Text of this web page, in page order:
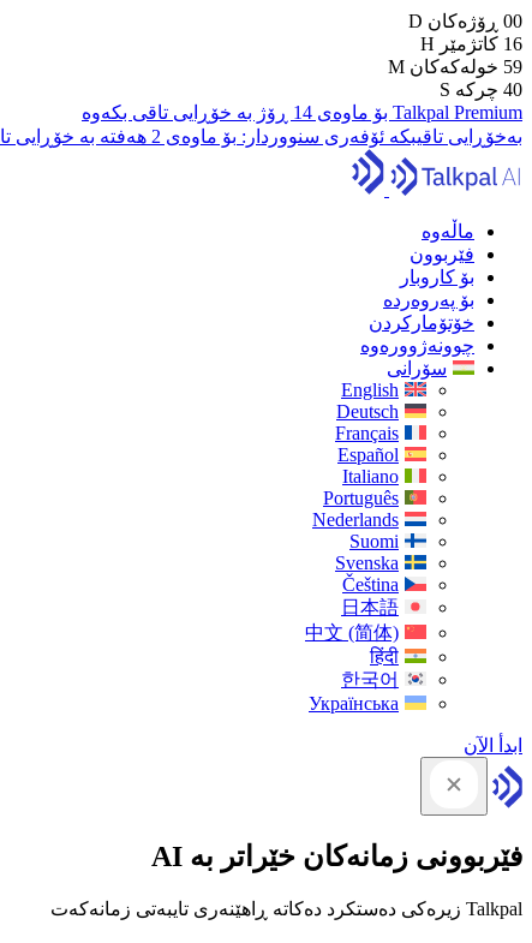
00 ڕۆژەکان D
16 کاتژمێر H
59 خولەکەکان M
39 چرکە S
Talkpal Premium بۆ ماوەی 14 ڕۆژ بە خۆڕایی تاقی بکەوە
بەخۆڕایی تاقیبکە ئۆفەری سنووردار: بۆ ماوەی 2 هەفتە بە خۆڕایی تاقی بکەرەوە
ماڵەوە
فێربوون
بۆ کاروبار
بۆ پەروەردە
خۆتۆمارکردن
چوونەژوورەوە
سۆرانی
English
Deutsch
Français
Español
Italiano
Português
Nederlands
Suomi
Svenska
Čeština
日本語
中文 (简体)
हिंदी
한국어
Українська
ابدأ الآن
فێربوونی زمانەکان خێراتر بە AI
Talkpal زیرەکی دەستکرد دەکاتە ڕاهێنەری تایبەتی زمانەکەت